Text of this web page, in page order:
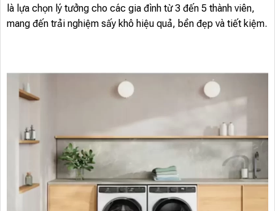
là lựa chọn lý tưởng cho các gia đình từ 3 đến 5 thành viên,
mang đến trải nghiệm sấy khô hiệu quả, bền đẹp và tiết kiệm.